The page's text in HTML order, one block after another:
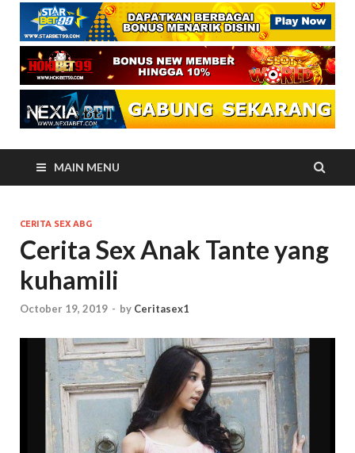
MAIN MENU
CERITA SEX ABG
Cerita Sex Anak Tante yang
kuhamili
October 19, 2019 - by Ceritasex1